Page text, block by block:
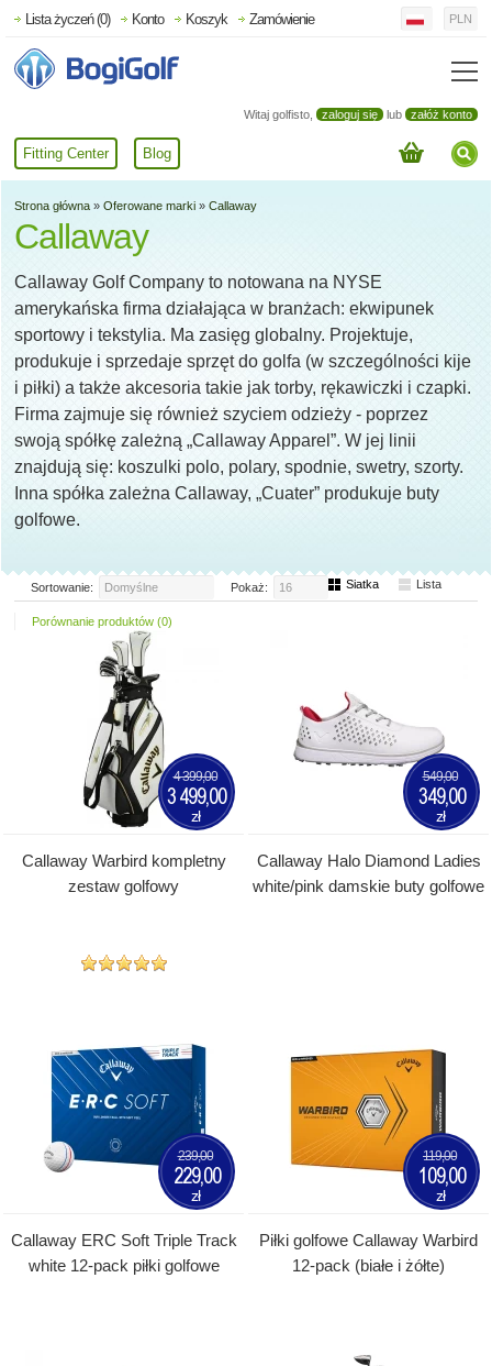
Witaj golfisto, zaloguj się lub załóż konto
Fitting Center Blog
Lista życzeń (0) Konto Koszyk Zamówienie PLN
Strona główna » Oferowane marki » Callaway
Callaway
Callaway Golf Company to notowana na NYSE
amerykańska firma działająca w branżach: ekwipunek
sportowy i tekstylia. Ma zasięg globalny. Projektuje,
produkuje i sprzedaje sprzęt do golfa (w szczególności kije
i piłki) a także akcesoria takie jak torby, rękawiczki i czapki.
Firma zajmuje się również szyciem odzieży - poprzez
swoją spółkę zależną „Callaway Apparel”. W jej linii
znajdują się: koszulki polo, polary, spodnie, swetry, szorty.
Inna spółka zależna Callaway, „Cuater” produkuje buty
golfowe.
Sortowanie: Domyślne Pokaż: 16 Siatka Lista
Porównanie produktów (0)
Callaway Warbird kompletny
zestaw golfowy
4 399,00
3 499,00
zł
Callaway Halo Diamond Ladies
white/pink damskie buty golfowe
549,00
349,00
zł
Callaway ERC Soft Triple Track
white 12-pack piłki golfowe
239,00
229,00
zł
Piłki golfowe Callaway Warbird
12-pack (białe i żółte)
119,00
109,00
zł